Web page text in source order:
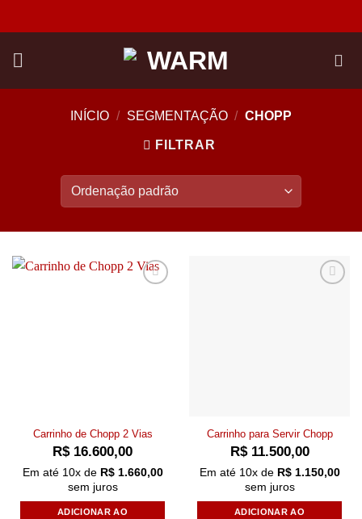
to
INÍCIO / SEGMENTAÇÃO / CHOPP
FILTRAR
Carrinho de Chopp 2 Vias
R$16.600,00
Em até 10x de R$1.660,00
sem juros
ADICIONAR AO
Carrinho para Servir Chopp
R$11.500,00
Em até 10x de R$1.150,00
sem juros
ADICIONAR AO